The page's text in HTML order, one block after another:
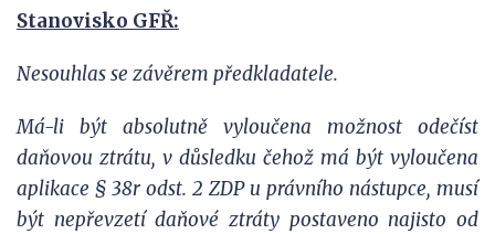
Stanovisko GFŘ:
Nesouhlas se závěrem předkladatele.
Má-li být absolutně vyloučena možnost odečíst
daňovou ztrátu, v důsledku čehož má být vyloučena
aplikace § 38r odst. 2 ZDP u právního nástupce, musí
být nepřevzetí daňové ztráty postaveno najisto od